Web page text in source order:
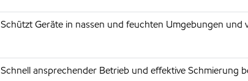
Schützt Geräte in nassen und feuchten Umgebungen und
Schnell ansprechender Betrieb und effektive Schmierung